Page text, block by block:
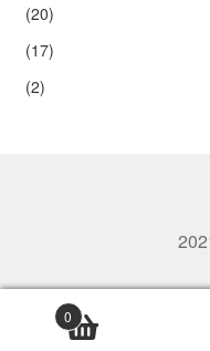
(20)
(17)
(2)
0